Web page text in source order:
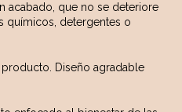
acabado, que no se deteriore
químicos, detergentes o
producto. Diseño agradable